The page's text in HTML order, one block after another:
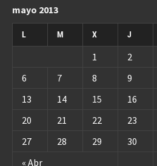
mayo 2013
L M X J
« Abr
1 2
6
7 8 9
13
14 15 16
20
21 22 23
27
28 29 30